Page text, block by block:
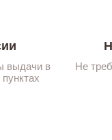
выдачи в
Не